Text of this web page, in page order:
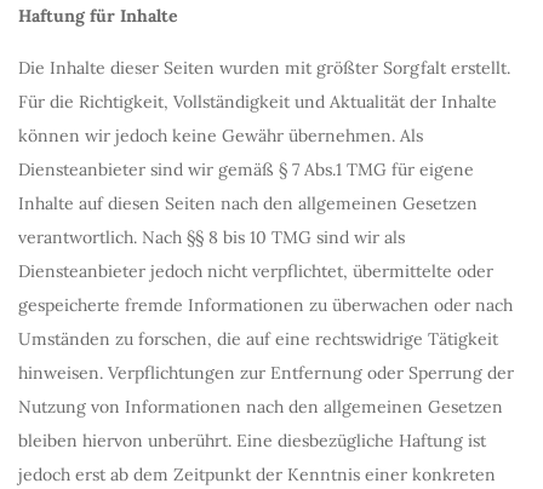
Haftung für Inhalte
Die Inhalte dieser Seiten wurden mit größter Sorgfalt erstellt.
Für die Richtigkeit, Vollständigkeit und Aktualität der Inhalte
können wir jedoch keine Gewähr übernehmen. Als
Diensteanbieter sind wir gemäß § 7 Abs.1 TMG für eigene
Inhalte auf diesen Seiten nach den allgemeinen Gesetzen
verantwortlich. Nach §§ 8 bis 10 TMG sind wir als
Diensteanbieter jedoch nicht verpflichtet, übermittelte oder
gespeicherte fremde Informationen zu überwachen oder nach
Umständen zu forschen, die auf eine rechtswidrige Tätigkeit
hinweisen. Verpflichtungen zur Entfernung oder Sperrung der
Nutzung von Informationen nach den allgemeinen Gesetzen
bleiben hiervon unberührt. Eine diesbezügliche Haftung ist
jedoch erst ab dem Zeitpunkt der Kenntnis einer konkreten